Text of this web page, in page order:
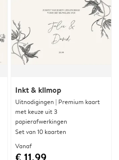
Inkt & klimop
Uitnodigingen | Premium kaart
met keuze uit 3
papierafwerkingen
Set van 10 kaarten
Vanaf